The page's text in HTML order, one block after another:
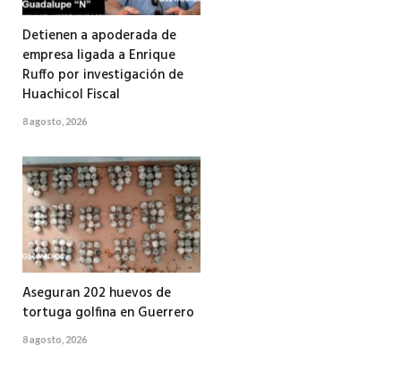
Detienen a apoderada de
empresa ligada a Enrique
Ruffo por investigación de
Huachicol Fiscal
8 agosto, 2026
Aseguran 202 huevos de
tortuga golfina en Guerrero
8 agosto, 2026